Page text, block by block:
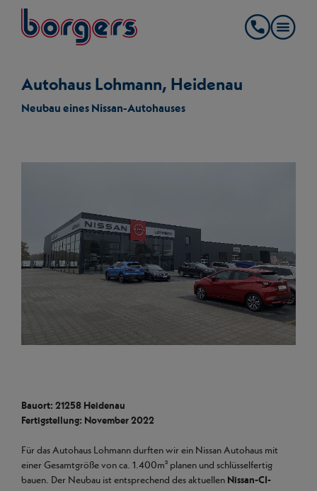
springe zum Hauptinhalt
Borgers
Autohaus Lohmann, Heidenau
Neubau eines Nissan-Autohauses
Bauort: 21258 Heidenau
Fertigstellung: November 2022
Für das Autohaus Lohmann durften wir ein Nissan Autohaus mit
einer Gesamtgröße von ca. 1.400m² planen und schlüsselfertig
bauen. Der Neubau ist entsprechend des aktuellen Nissan-CI-